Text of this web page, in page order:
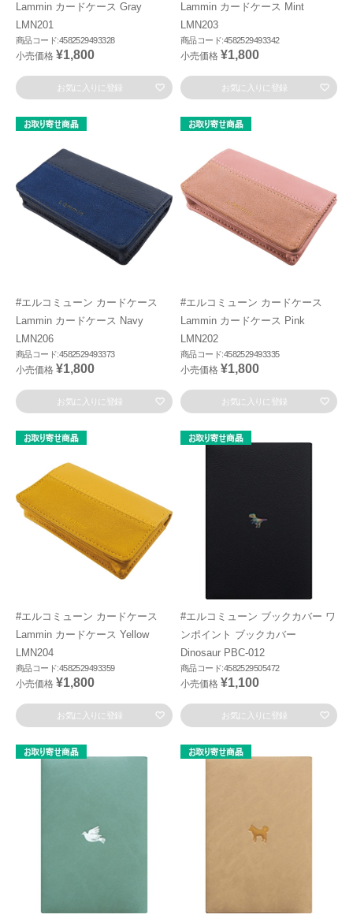
Lammin カードケース Gray
LMN201
商品コード:4582529493328
小売価格 ¥1,800
お気に入りに登録
Lammin カードケース Mint
LMN203
商品コード:4582529493342
小売価格 ¥1,800
お気に入りに登録
#エルコミューン カードケース
Lammin カードケース Navy
LMN206
商品コード:4582529493373
小売価格 ¥1,800
お気に入りに登録
#エルコミューン カードケース
Lammin カードケース Pink
LMN202
商品コード:4582529493335
小売価格 ¥1,800
お気に入りに登録
#エルコミューン カードケース
Lammin カードケース Yellow
LMN204
商品コード:4582529493359
小売価格 ¥1,800
お気に入りに登録
#エルコミューン ブックカバー ワ
ンポイント ブックカバー
Dinosaur PBC-012
商品コード:4582529505472
小売価格 ¥1,100
お気に入りに登録